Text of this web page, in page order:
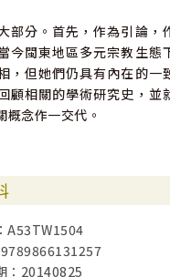
部分。首先，作為引論，
今閩東地區多元宗教生態
，但她們仍具有內在的一
顧相關的學術研究史，並
概念作一交代。
A53TW1504
：20140825